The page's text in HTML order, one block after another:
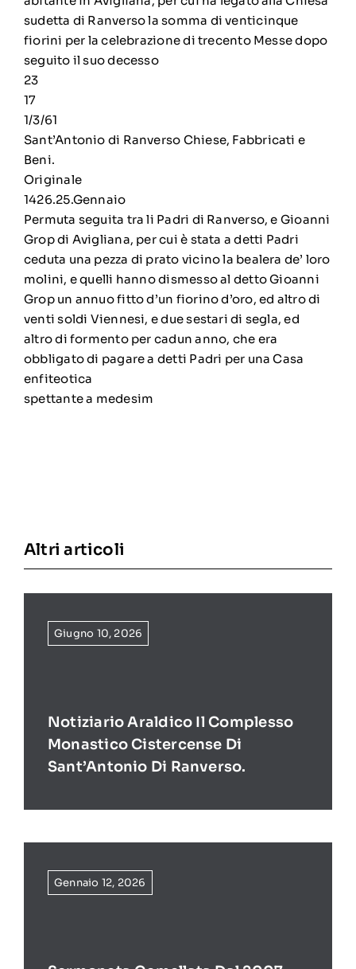
sudetta di Ranverso la somma di venticinque
fiorini per la celebrazione di trecento Messe dopo
seguito il suo decesso
23
17
1/3/61
Sant’Antonio di Ranverso Chiese, Fabbricati e
Beni.
Originale
1426.25.Gennaio
Permuta seguita tra li Padri di Ranverso, e Gioanni
Grop di Avigliana, per cui è stata a detti Padri
ceduta una pezza di prato vicino la bealera de’ loro
molini, e quelli hanno dismesso al detto Gioanni
Grop un annuo fitto d’un fiorino d’oro, ed altro di
venti soldi Viennesi, e due sestari di segla, ed
altro di formento per cadun anno, che era
obbligato di pagare a detti Padri per una Casa
enfiteotica
spettante a medesim
Altri articoli
Giugno 10, 2026
Notiziario Araldico Il Complesso
Monastico Cistercense Di
Sant’Antonio Di Ranverso.
Gennaio 12, 2026